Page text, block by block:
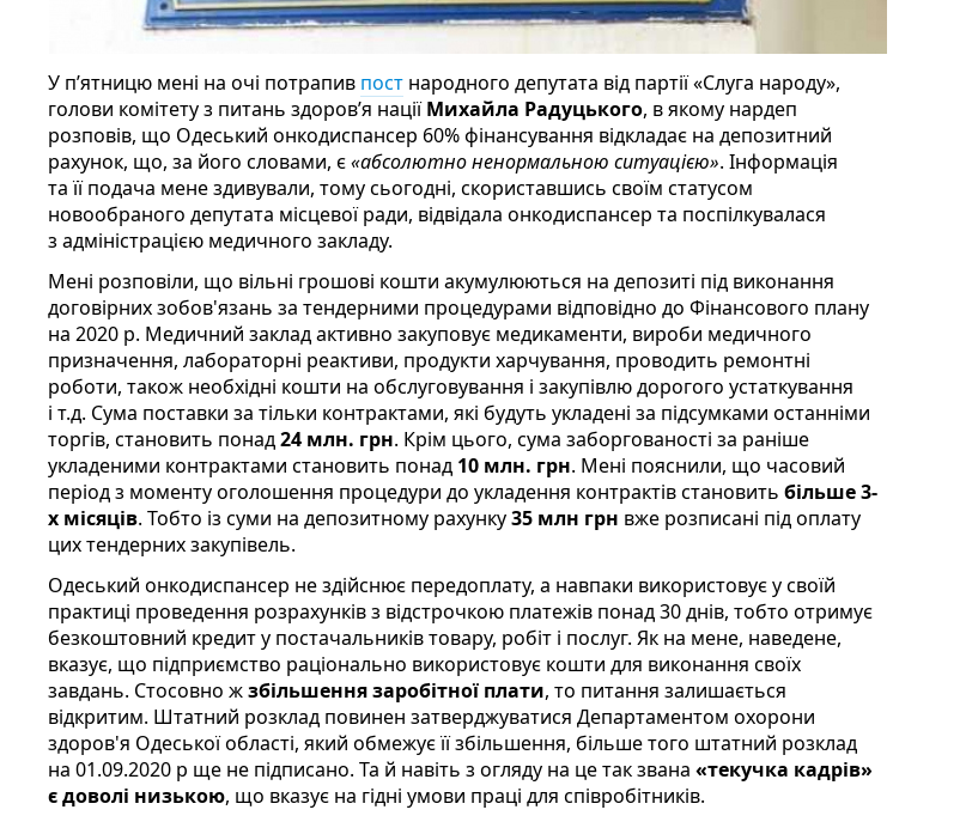
У п’ятницю мені на очі потрапив пост народного депутата від партії «Слуга народу»,
голови комітету з питань здоров’я націїМихайла Радуцького, в якому нардеп
розповів, що Одеський онкодиспансер 60% фінансування відкладає на депозитний
рахунок, що, за його словами, є«абсолютно ненормальною ситуацією». Інформація
та її подача мене здивували, тому сьогодні, скориставшись своїм статусом
новообраного депутата місцевої ради, відвідала онкодиспансер та поспілкувалася
з адміністрацією медичного закладу.
Мені розповіли, що вільні грошові кошти акумулюються на депозиті під виконання
договірних зобов'язань за тендерними процедурами відповідно до Фінансового плану
на 2020 р. Медичний заклад активно закуповує медикаменти, вироби медичного
призначення, лабораторні реактиви, продукти харчування, проводить ремонтні
роботи, також необхідні кошти на обслуговування і закупівлю дорогого устаткування
і т.д. Сума поставки за тільки контрактами, які будуть укладені за підсумками останніми
торгів, становить понад24 млн. грн. Крім цього, сума заборгованості за раніше
укладеними контрактами становить понад 10 млн. грн. Мені пояснили, що часовий
період з моменту оголошення процедури до укладення контрактів становить більше 3-
х місяців. Тобто із суми на депозитному рахунку35 млн грн вже розписані під оплату
цих тендерних закупівель.
Одеський онкодиспансер не здійснює передоплату, а навпаки використовує у своїй
практиці проведення розрахунків з відстрочкою платежів понад 30 днів, тобто отримує
безкоштовний кредит у постачальників товару, робіт і послуг. Як на мене, наведене,
вказує, що підприємство раціонально використовує кошти для виконання своїх
завдань. Стосовно жзбільшення заробітної плати, то питання залишається
відкритим. Штатний розклад повинен затверджуватися Департаментом охорони
здоров'я Одеської області, який обмежує її збільшення, більше того штатний розклад
на 01.09.2020 р ще не підписано. Та й навіть з огляду на це так звана «текучка кадрів»
є доволі низькою, що вказує на гідні умови праці для співробітників.